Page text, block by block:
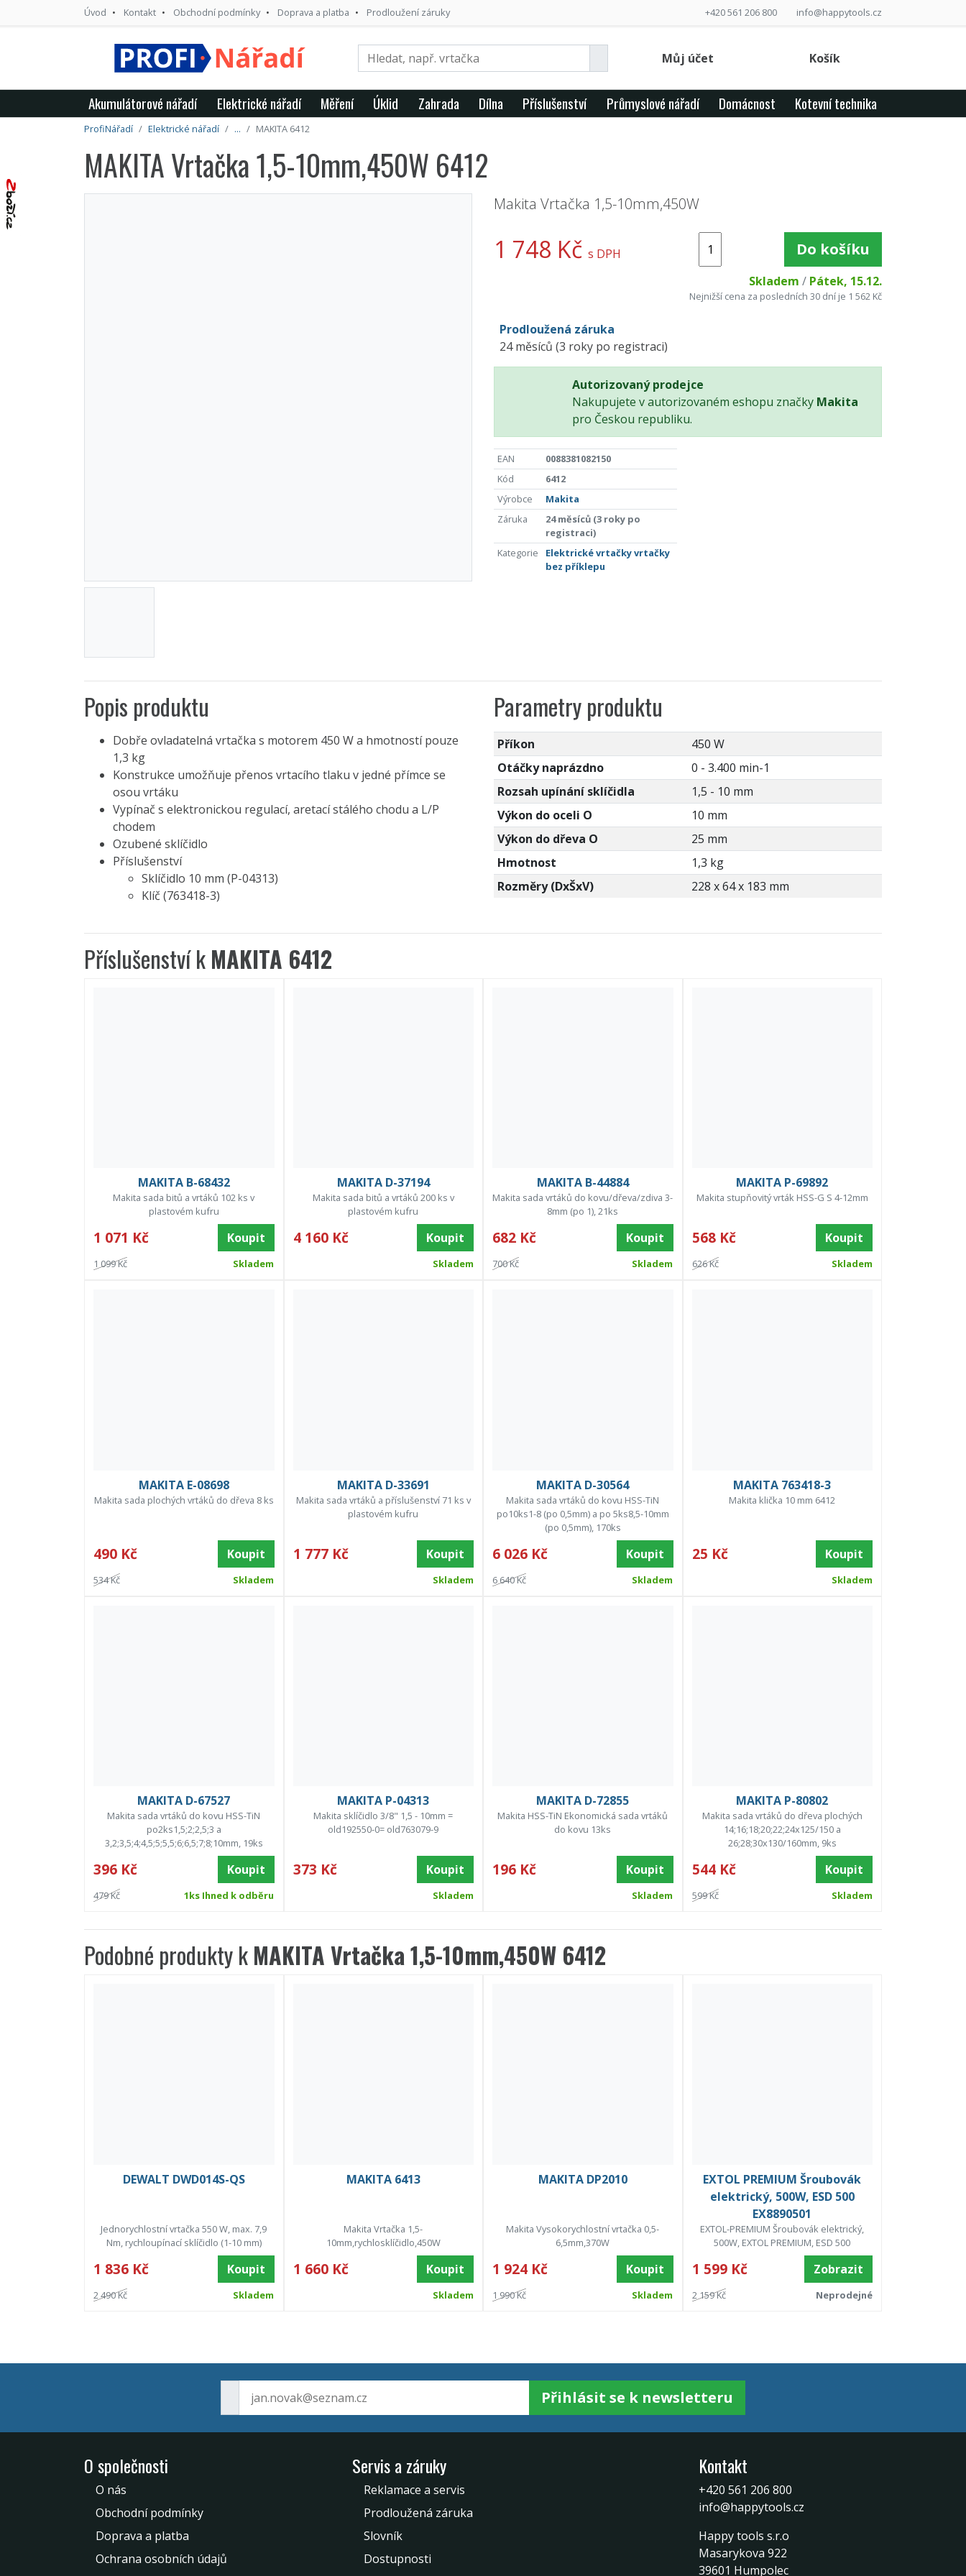
Úvod Kontakt Obchodní podmínky Doprava a platba Prodloužení záruky +420 561 206 800 info@happytools.cz
Můj účet Košík
Akumulátorové nářadí Elektrické nářadí Měření Úklid Zahrada Dílna Příslušenství Průmyslové nářadí Domácnost Kotevní technika
ProfiNářadí Elektrické nářadí ... MAKITA 6412
MAKITA Vrtačka 1,5-10mm,450W 6412
Makita Vrtačka 1,5-10mm,450W
1 748 Kč s DPH Do košíku
Skladem / Pátek, 15.12.
Nejnižší cena za posledních 30 dní je 1 562 Kč
Prodloužená záruka
24 měsíců (3 roky po registraci)
Autorizovaný prodejce
Nakupujete v autorizovaném eshopu značky Makita
pro Českou republiku.
EAN
0088381082150
Kód
6412
Výrobce
Makita
Záruka
24 měsíců (3 roky po
registraci)
Kategorie
Elektrické vrtačky vrtačky
bez příklepu
Popis produktu
Dobře ovladatelná vrtačka s motorem 450 W a hmotností pouze
1,3 kg
Konstrukce umožňuje přenos vrtacího tlaku v jedné přímce se
osou vrtáku
Vypínač s elektronickou regulací, aretací stálého chodu a L/P
chodem
Ozubené sklíčidlo
Příslušenství
Sklíčidlo 10 mm (P-04313)
Klíč (763418-3)
Parametry produktu
Příkon
450 W
Otáčky naprázdno
0 - 3.400 min-1
Rozsah upínání sklíčidla
1,5 - 10 mm
Výkon do oceli O
10 mm
Výkon do dřeva O
25 mm
Hmotnost
1,3 kg
Rozměry (DxŠxV)
228 x 64 x 183 mm
Příslušenství kMAKITA 6412
MAKITA B-68432
Makita sada bitů a vrtáků 102 ks v
plastovém kufru
1 071 Kč Koupit
1 099 Kč Skladem
MAKITA D-37194
Makita sada bitů a vrtáků 200 ks v
plastovém kufru
4 160 Kč Koupit
Skladem
MAKITA B-44884
Makita sada vrtáků do kovu/dřeva/zdiva 3-
8mm (po 1), 21ks
682 Kč Koupit
700 Kč Skladem
MAKITA P-69892
Makita stupňovitý vrták HSS-G S 4-12mm
568 Kč Koupit
626 Kč Skladem
MAKITA E-08698
Makita sada plochých vrtáků do dřeva 8 ks
490 Kč Koupit
534 Kč Skladem
MAKITA D-33691
Makita sada vrtáků a příslušenství 71 ks v
plastovém kufru
1 777 Kč Koupit
Skladem
MAKITA D-30564
Makita sada vrtáků do kovu HSS-TiN
po10ks1-8 (po 0,5mm) a po 5ks8,5-10mm
(po 0,5mm), 170ks
6 026 Kč Koupit
6 640 Kč Skladem
MAKITA 763418-3
Makita klička 10 mm 6412
25 Kč Koupit
Skladem
MAKITA D-67527
Makita sada vrtáků do kovu HSS-TiN
po2ks1,5;2;2,5;3 a
3,2;3,5;4;4,5;5;5,5;6;6,5;7;8;10mm, 19ks
396 Kč Koupit
479 Kč 1ks Ihned k odběru
MAKITA P-04313
Makita sklíčidlo 3/8" 1,5 - 10mm =
old192550-0= old763079-9
373 Kč Koupit
Skladem
MAKITA D-72855
Makita HSS-TiN Ekonomická sada vrtáků
do kovu 13ks
196 Kč Koupit
Skladem
MAKITA P-80802
Makita sada vrtáků do dřeva plochých
14;16;18;20;22;24x125/150 a
26;28;30x130/160mm, 9ks
544 Kč Koupit
599 Kč Skladem
Podobné produkty kMAKITA Vrtačka 1,5-10mm,450W 6412
DEWALT DWD014S-QS
Jednorychlostní vrtačka 550 W, max. 7,9
Nm, rychloupínací sklíčidlo (1-10 mm)
1 836 Kč Koupit
2 490 Kč Skladem
MAKITA 6413
Makita Vrtačka 1,5-
10mm,rychlosklíčidlo,450W
1 660 Kč Koupit
Skladem
MAKITA DP2010
Makita Vysokorychlostní vrtačka 0,5-
6,5mm,370W
1 924 Kč Koupit
1 990 Kč Skladem
EXTOL PREMIUM Šroubovák
elektrický, 500W, ESD 500
EX8890501
EXTOL-PREMIUM Šroubovák elektrický,
500W, EXTOL PREMIUM, ESD 500
1 599 Kč Zobrazit
2 159 Kč Neprodejné
Přihlásit se k newsletteru
O společnosti
O nás
Obchodní podmínky
Doprava a platba
Ochrana osobních údajů
Servis a záruky
Reklamace a servis
Prodloužená záruka
Slovník
Dostupnosti
Kontakt
+420 561 206 800
info@happytools.cz
Happy tools s.r.o
Masarykova 922
39601 Humpolec